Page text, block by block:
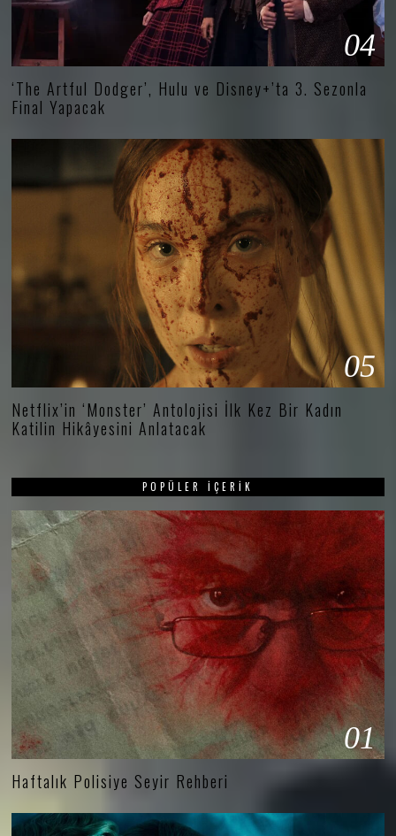
04
‘The Artful Dodger’, Hulu ve Disney+’ta 3. Sezonla
Final Yapacak
05
Netflix’in ‘Monster’ Antolojisi İlk Kez Bir Kadın
Katilin Hikâyesini Anlatacak
POPÜLER İÇERIK
01
Haftalık Polisiye Seyir Rehberi